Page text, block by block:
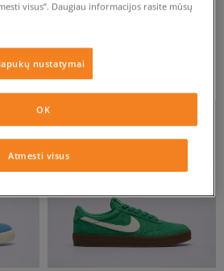
vyrams
95 €
64 €
visus”. Daugiau informacijos rasite mūsų
nustatymai
Atmesti visus
OK